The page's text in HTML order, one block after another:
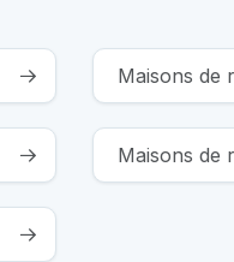
Maisons de
Maisons de